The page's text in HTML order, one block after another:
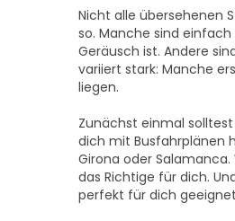
Nicht alle übersehenen
so. Manche sind
Geräusch ist. Andere
variiert stark: Manche
liegen.
Zunächst einmal
dich mit Busfahrplänen
Girona oder
das Richtige für dich.
perfekt für dich